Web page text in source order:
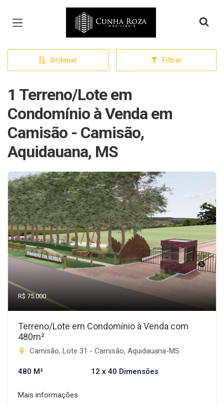
Página inicial
Ordenar Filtrar
1 Terreno/Lote em
Condomínio à Venda em
Camisão - Camisão,
Aquidauana, MS
R$ 75.000
Terreno/Lote em Condomínio à Venda com
480m²
Camisão, Lote 31 - Camisão, Aquidauana-MS
480 M² 12 x 40 Dimensões
Mais informações